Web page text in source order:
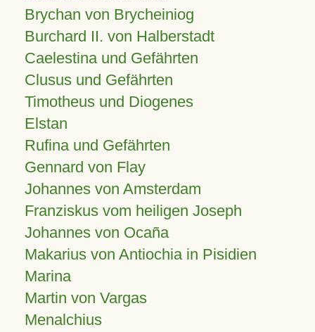
Brychan von Brycheiniog
Burchard II. von Halberstadt
Caelestina und Gefährten
Clusus und Gefährten
Timotheus und Diogenes
Elstan
Rufina und Gefährten
Gennard von Flay
Johannes von Amsterdam
Franziskus vom heiligen Joseph
Johannes von Ocaña
Makarius von Antiochia in Pisidien
Marina
Martin von Vargas
Menalchius